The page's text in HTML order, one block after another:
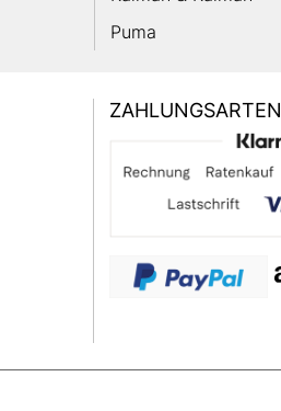
Puma
ZAHLUNGSARTEN